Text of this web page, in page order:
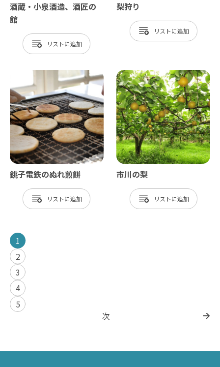
酒蔵・小泉酒造、酒匠の
館
リスト
梨狩り
リスト
銚子電鉄のぬれ煎餅
リスト
市川の梨
リスト
1
2
3
4
5
次